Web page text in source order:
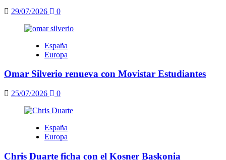
29/07/2026 0
España
Europa
Omar Silverio renueva con Movistar Estudiantes
25/07/2026 0
España
Europa
Chris Duarte ficha con el Kosner Baskonia